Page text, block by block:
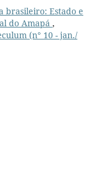
brasileiro: Estado e
do Amapá ,
(n° 10 - jan./